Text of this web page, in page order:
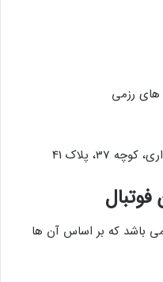
رزمی
37، پلاک 41
می باشد که بر اساس آن ها